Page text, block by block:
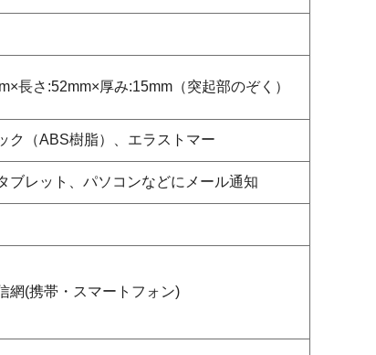
長さ:52mm×厚み:15mm（突起部のぞく）
ク（ABS樹脂）、エラストマー
ブレット、パソコンなどにメール通知
網(携帯・スマートフォン)